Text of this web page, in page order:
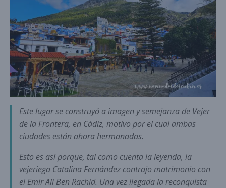
Este lugar se construyó a imagen y semejanza de Vejer
de la Frontera, en Cádiz, motivo por el cual ambas
ciudades están ahora hermanadas.
Esto es así porque, tal como cuenta la leyenda, la
vejeriega Catalina Fernández contrajo matrimonio con
el Emir Ali Ben Rachid. Una vez llegada la reconquista